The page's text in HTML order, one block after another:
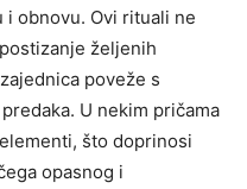
i obnovu. Ovi rituali ne
željenih
poveže s
U nekim pričama
što doprinosi
opasnog i